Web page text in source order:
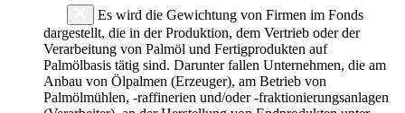
Es wird die Gewichtung von Firmen im Fonds
dargestellt, die in der Produktion, dem Vertrieb oder der
Verarbeitung von Palmöl und Fertigprodukten auf
Palmölbasis tätig sind. Darunter fallen Unternehmen, die am
Anbau von Ölpalmen (Erzeuger), am Betrieb von
Palmölmühlen, -raffinerien und/oder -fraktionierungsanlagen